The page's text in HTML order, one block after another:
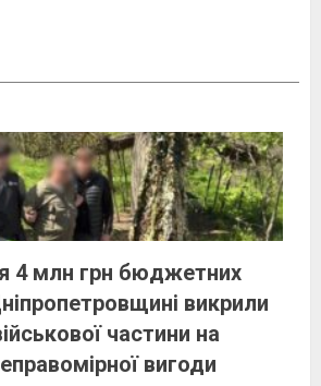
4 млн грн бюджетних
викрили
частини на
вигоди